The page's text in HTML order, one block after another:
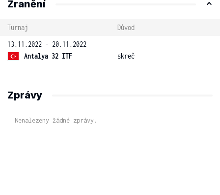
Zranění
Turnaj
Důvod
13.11.2022 - 20.11.2022
Antalya 32 ITF
skreč
Zprávy
Nenalezeny žádné zprávy.